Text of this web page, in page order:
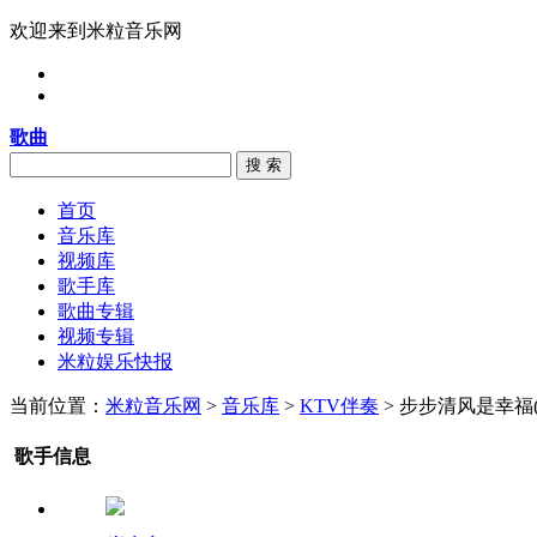
欢迎来到米粒音乐网
歌曲
搜 索
首页
音乐库
视频库
歌手库
歌曲专辑
视频专辑
米粒娱乐快报
当前位置： 米粒音乐网 > 音乐库 > KTV伴奏 > 步步清风是幸
歌手信息